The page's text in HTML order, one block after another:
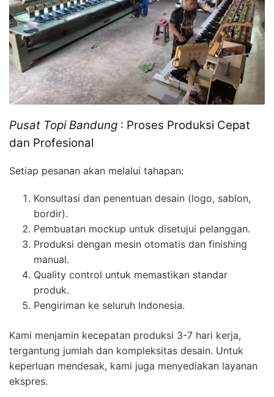
Pusat Topi Bandung : Proses Produksi Cepat
dan Profesional
Setiap pesanan akan melalui tahapan:
Konsultasi dan penentuan desain (logo, sablon,
bordir).
Pembuatan mockup untuk disetujui pelanggan.
Produksi dengan mesin otomatis dan finishing
manual.
Quality control untuk memastikan standar
produk.
Pengiriman ke seluruh Indonesia.
Kami menjamin kecepatan produksi 3-7 hari kerja,
tergantung jumlah dan kompleksitas desain. Untuk
keperluan mendesak, kami juga menyediakan layanan
ekspres.